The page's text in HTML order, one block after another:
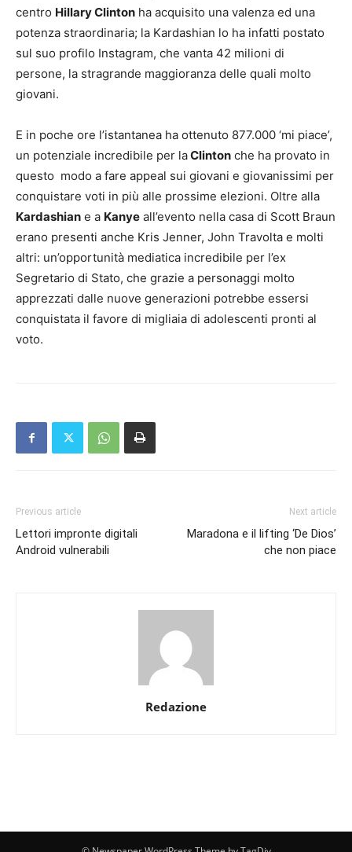
centro Hillary Clinton ha acquisito una valenza ed una
potenza straordinaria; la Kardashian lo ha infatti postato
sul suo profilo Instagram, che vanta 42 milioni di
persone, la stragrande maggioranza delle quali molto
giovani.
E in poche ore l’istantanea ha ottenuto 877.000 ‘mi piace’,
un potenziale incredibile per laClinton che ha provato in
questo modo a fare appeal sui giovani e giovanissimi per
conquistare voti in più alle prossime elezioni. Oltre alla
Kardashian e a Kanye all’evento nella casa di Scott Braun
erano presenti anche Kris Jenner, John Travolta e molti
altri: un’opportunità mediatica incredibile per l’ex
Segretario di Stato, che grazie a personaggi molto
apprezzati dalle nuove generazioni potrebbe essersi
conquistata il favore di migliaia di adolescenti pronti al
voto.
Previous article
Lettori impronte digitali
Android vulnerabili
Next article
Maradona e il lifting ‘De Dios’
che non piace
Redazione